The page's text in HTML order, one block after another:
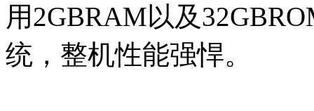
用2GBRAM以及
统，整机性能强悍。